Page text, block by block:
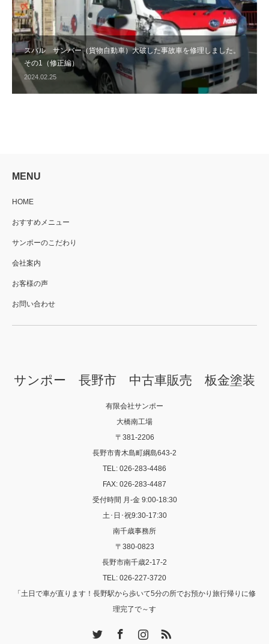
スバル サンバー（貨物自動車）大破した事故車を修理しました。
その1（修正編）
2024.02.25
MENU
HOME
おすすめメニュー
サンポーのこだわり
会社案内
お客様の声
お問い合わせ
サンポー 長野市 中古車販売 板金塗装
有限会社サンポー
大橋南工場
〒381-2206
長野市青木島町綱島643-2
TEL: 026-283-4486
FAX: 026-283-4487
受付時間 月-金 9:00-18:30
土･日･祝9:30-17:30
南千歳事務所
〒380-0823
長野市南千歳2-17-2
TEL: 026-227-3720
「土日で車が直ります！長野駅から歩いて5分の所でお預かり旅行帰りに修
理完了で～す